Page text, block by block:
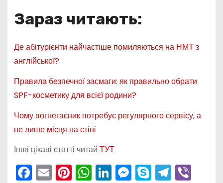
Зараз читають:
Де абітурієнти найчастіше помиляються на НМТ з
англійської?
Правила безпечної засмаги: як правильно обрати
SPF-косметику для всієї родини?
Чому вогнегасник потребує регулярного сервісу, а
не лише місця на стіні
Інші цікаві статті читай ТУТ
F E Pi W Li M S T Vi